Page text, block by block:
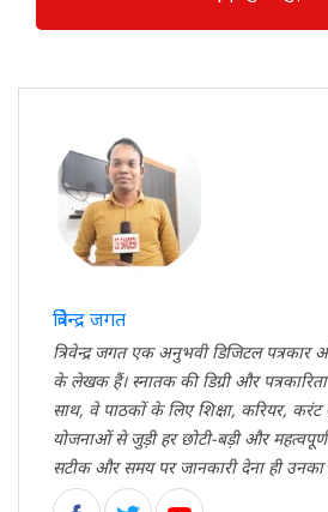
त्रिवेन्द्र जगत
त्रिवेन्द्र जगत एक अनुभवी डिजिटल
के लेखक हैं। स्नातक की डिग्री और
साथ, वे पाठकों के लिए शिक्षा, करियर,
योजनाओं से जुड़ी हर छोटी-बड़ी और
सटीक और समय पर जानकारी देना ही उनका